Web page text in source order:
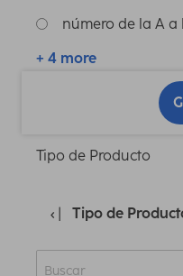
número de la A a
+ 4 more
Tipo de Producto
Tipo de